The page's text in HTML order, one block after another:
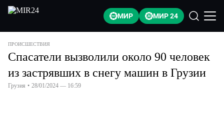
МИР МИР 24
ПРОИСШЕСТВИЯ
Спасатели вызволили около 90 человек
из застрявших в снегу машин в Грузии
Грузия • 28/01/2024 — 16:59